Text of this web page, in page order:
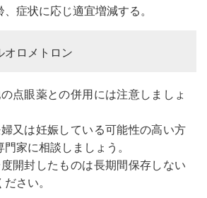
、症状に応じ適宜増減する。
オロメトロン
点眼薬との併用には注意しましょ
又は妊娠している可能性の高い方
門家に相談しましょう。
開封したものは長期間保存しない
ださい。